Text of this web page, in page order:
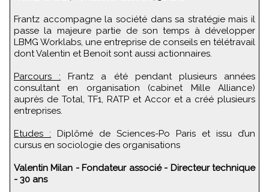
Frantz accompagne la société dans sa stratégie mais il
passe la majeure partie de son temps à développer
LBMG Worklabs, une entreprise de conseils en télétravail
dont Valentin et Benoit sont aussi actionnaires.
Parcours : Frantz a été pendant plusieurs années
consultant en organisation (cabinet Mille Alliance)
auprès de Total, TF1, RATP et Accor et a créé plusieurs
entreprises.
Etudes : Diplômé de Sciences-Po Paris et issu d’un
cursus en sociologie des organisations
Valentin Milan - Fondateur associé - Directeur technique
- 30 ans